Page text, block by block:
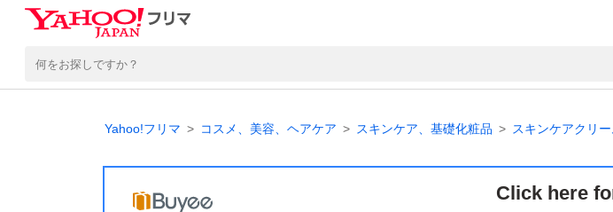
Yahoo!フリマ コスメ、美容、ヘアケア スキンケア、基礎化粧品 スキンケアクリー
Click here